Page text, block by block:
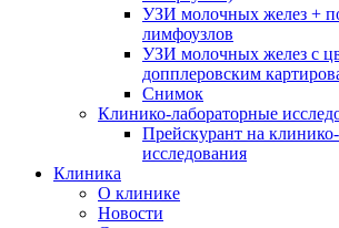
УЗИ молочных желез +
лимфоузлов
УЗИ молочных желез с
допплеровским
Снимок
Клинико-лабораторные
Прейскурант на
исследования
Клиника
О клинике
Новости